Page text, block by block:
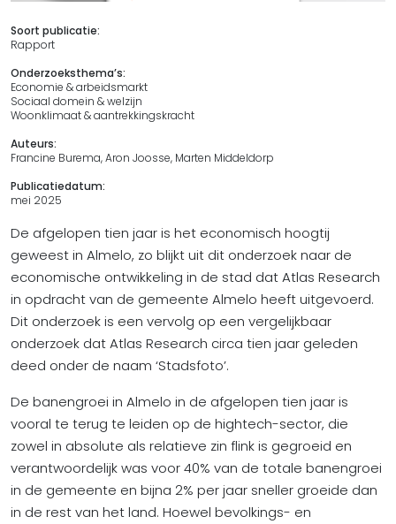
Soort publicatie:
Rapport
Onderzoeksthema’s:
Economie & arbeidsmarkt
Sociaal domein & welzijn
Woonklimaat & aantrekkingskracht
Auteurs:
Francine Burema, Aron Joosse, Marten Middeldorp
Publicatiedatum:
mei 2025
De afgelopen tien jaar is het economisch hoogtij
geweest in Almelo, zo blijkt uit dit onderzoek naar de
economische ontwikkeling in de stad dat Atlas Research
in opdracht van de gemeente Almelo heeft uitgevoerd.
Dit onderzoek is een vervolg op een vergelijkbaar
onderzoek dat Atlas Research circa tien jaar geleden
deed onder de naam ‘Stadsfoto’.
De banengroei in Almelo in de afgelopen tien jaar is
vooral te terug te leiden op de hightech-sector, die
zowel in absolute als relatieve zin flink is gegroeid en
verantwoordelijk was voor 40% van de totale banengroei
in de gemeente en bijna 2% per jaar sneller groeide dan
in de rest van het land. Hoewel bevolkings- en